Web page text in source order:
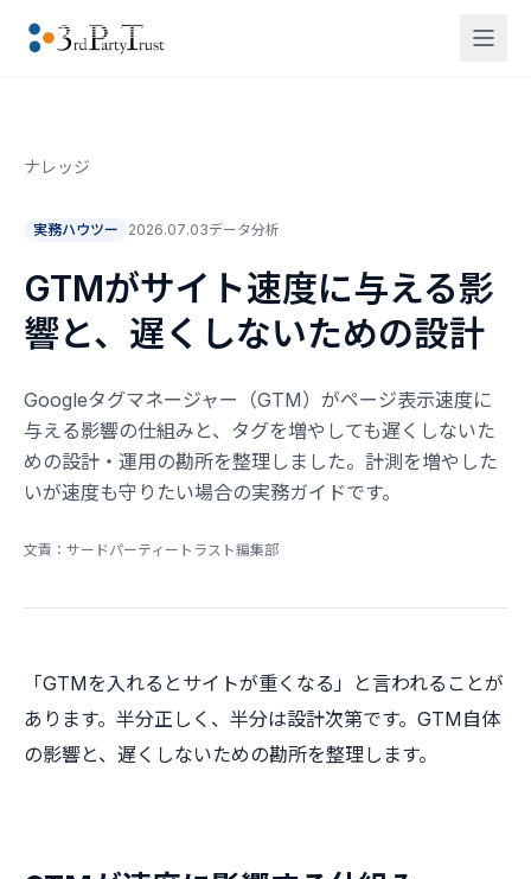
ナレッジ
実務ハウツー 2026.07.03データ分析
GTMがサイト速度に与える影
響と、遅くしないための設計
Googleタグマネージャー（GTM）がページ表示速度に
与える影響の仕組みと、タグを増やしても遅くしないた
めの設計・運用の勘所を整理しました。計測を増やした
いが速度も守りたい場合の実務ガイドです。
文責：サードパーティートラスト編集部
「GTMを入れるとサイトが重くなる」と言われることが
あります。半分正しく、半分は設計次第です。GTM自体
の影響と、遅くしないための勘所を整理します。